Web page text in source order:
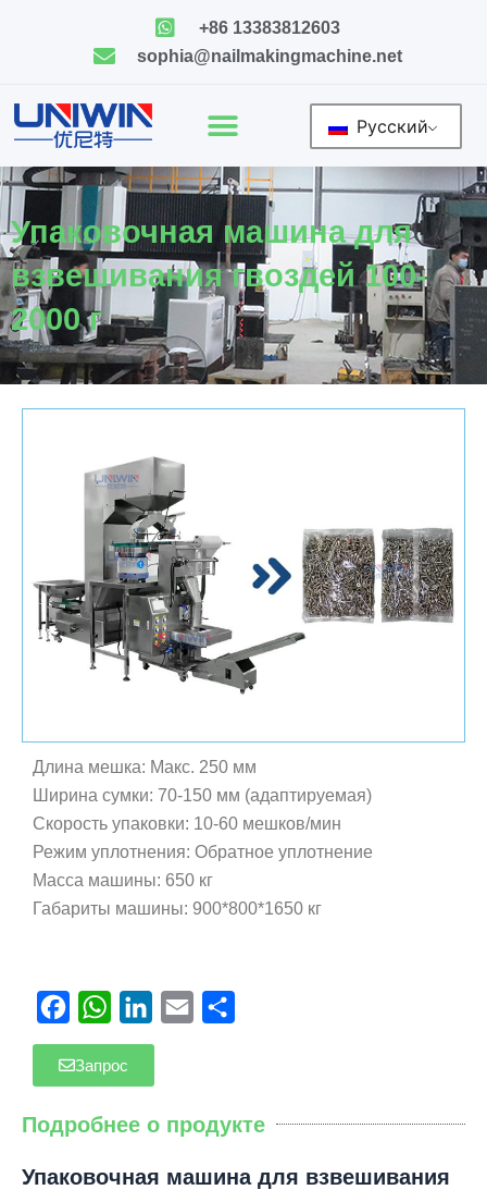
+86 13383812603
sophia@nailmakingmachine.net
Русский
Упаковочная машина для
взвешивания гвоздей 100-
2000 г
Длина мешка: Макс. 250 мм
Ширина сумки: 70-150 мм (адаптируемая)
Скорость упаковки: 10-60 мешков/мин
Режим уплотнения: Обратное уплотнение
Масса машины: 650 кг
Габариты машины: 900*800*1650 кг
FacebookWhatsAppLinkedIn
Email
Запрос
Подробнее о продукте
Упаковочная машина для взвешивания